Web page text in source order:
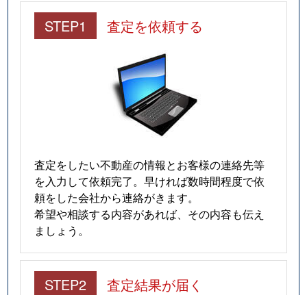
STEP1 査定を依頼する
査定をしたい不動産の情報とお客様の連絡先等
を入力して依頼完了。早ければ数時間程度で依
頼をした会社から連絡がきます。
希望や相談する内容があれば、その内容も伝え
ましょう。
STEP2 査定結果が届く